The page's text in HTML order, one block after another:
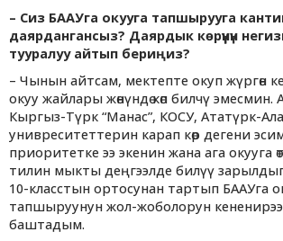
– Сиз БААУга окууга тапшырууга
даярдангансыз? Даярдык көрүүнүн
тууралуу айтып бериңиз?
– Чынын айтсам, мектепте окуп жүргөн
окуу жайлары жөнүндө көп билчү
Кыргыз-Түрк “Манас”, КОСУ, Ататүрк-
унивреситеттерин карап көр дегени
приоритетке ээ экенин жана ага окууга
тилин мыкты деңгээлде билүү
10-класстын ортосунан тартып БААУга
тапшыруунун жол-жоболорун
баштадым.